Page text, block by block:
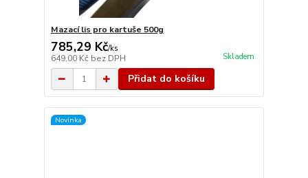
Mazací lis pro kartuše 500g
785,29 Kč/ks
649,00 Kč bez DPH Skladem
Přidat do košíku
Novinka